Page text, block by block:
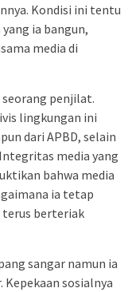
Kondisi ini tentu
ia bangun,
media di
penjilat.
lingkungan ini
dari APBD, selain
media yang
bahwa media
ia tetap
terus berteriak
sangar namun ia
sosialnya